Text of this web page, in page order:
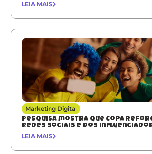
LEIA MAIS
Marketing Digital
Pesquisa mostra que Copa
redes sociais e dos
LEIA MAIS